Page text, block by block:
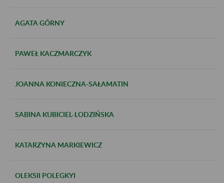
AGATA GÓRNY
PAWEŁ KACZMARCZYK
JOANNA KONIECZNA-SAŁAMATIN
SABINA KUBICIEL-LODZIŃSKA
KATARZYNA MARKIEWICZ
OLEKSII POLEGKYI